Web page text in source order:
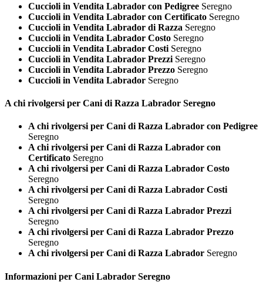
Cuccioli in Vendita Labrador con Pedigree Seregno
Cuccioli in Vendita Labrador con Certificato Seregno
Cuccioli in Vendita Labrador di Razza Seregno
Cuccioli in Vendita Labrador Costo Seregno
Cuccioli in Vendita Labrador Costi Seregno
Cuccioli in Vendita Labrador Prezzi Seregno
Cuccioli in Vendita Labrador Prezzo Seregno
Cuccioli in Vendita Labrador Seregno
A chi rivolgersi per Cani di Razza Labrador Seregno
A chi rivolgersi per Cani di Razza Labrador con Pedigree
Seregno
A chi rivolgersi per Cani di Razza Labrador con
Certificato Seregno
A chi rivolgersi per Cani di Razza Labrador Costo
Seregno
A chi rivolgersi per Cani di Razza Labrador Costi
Seregno
A chi rivolgersi per Cani di Razza Labrador Prezzi
Seregno
A chi rivolgersi per Cani di Razza Labrador Prezzo
Seregno
A chi rivolgersi per Cani di Razza Labrador Seregno
Informazioni per Cani Labrador Seregno